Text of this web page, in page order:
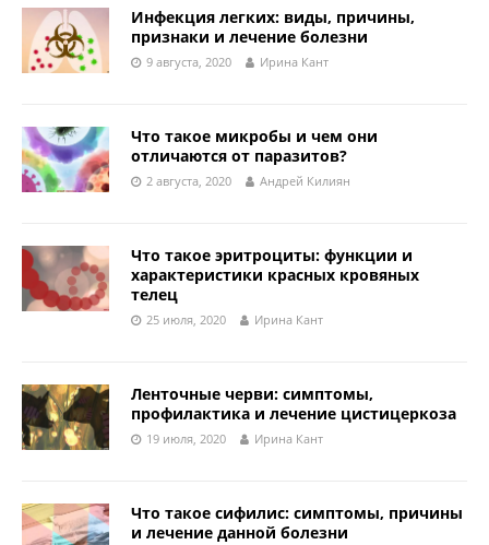
Инфекция легких: виды, причины,
признаки и лечение болезни
9 августа, 2020 Ирина Кант
Что такое микробы и чем они
отличаются от паразитов?
2 августа, 2020 Андрей Килиян
Что такое эритроциты: функции и
характеристики красных кровяных
телец
25 июля, 2020 Ирина Кант
Ленточные черви: симптомы,
профилактика и лечение цистицеркоза
19 июля, 2020 Ирина Кант
Что такое сифилис: симптомы, причины
и лечение данной болезни